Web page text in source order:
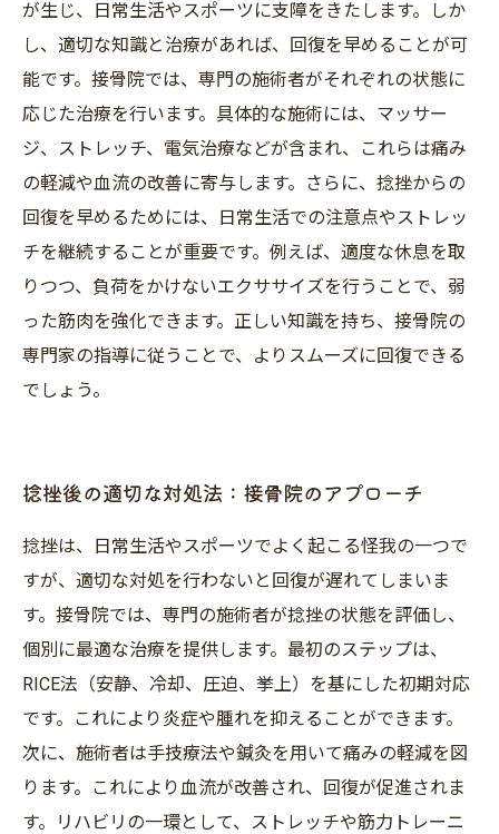
が生じ、日常生活やスポーツに支障をきたします。しか
し、適切な知識と治療があれば、回復を早めることが可
能です。接骨院では、専門の施術者がそれぞれの状態に
応じた治療を行います。具体的な施術には、マッサー
ジ、ストレッチ、電気治療などが含まれ、これらは痛み
の軽減や血流の改善に寄与します。さらに、捻挫からの
回復を早めるためには、日常生活での注意点やストレッ
チを継続することが重要です。例えば、適度な休息を取
りつつ、負荷をかけないエクササイズを行うことで、弱
った筋肉を強化できます。正しい知識を持ち、接骨院の
専門家の指導に従うことで、よりスムーズに回復できる
でしょう。
捻挫後の適切な対処法：接骨院のアプローチ
捻挫は、日常生活やスポーツでよく起こる怪我の一つで
すが、適切な対処を行わないと回復が遅れてしまいま
す。接骨院では、専門の施術者が捻挫の状態を評価し、
個別に最適な治療を提供します。最初のステップは、
RICE法（安静、冷却、圧迫、挙上）を基にした初期対応
です。これにより炎症や腫れを抑えることができます。
次に、施術者は手技療法や鍼灸を用いて痛みの軽減を図
ります。これにより血流が改善され、回復が促進されま
す。リハビリの一環として、ストレッチや筋力トレーニ